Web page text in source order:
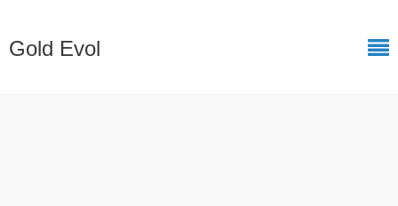
Gold Evol